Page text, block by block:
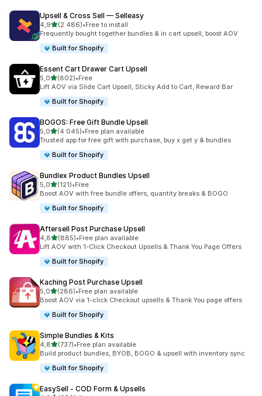
Upsell & Cross Sell — Selleasy
4,9/ 5 tähteä
(2 486)
2486 arvostelua yhteensä
•Free to install
Frequently bought together bundles & in cart upsell, boost AOV
Built for Shopify
Essent Cart Drawer Cart Upsell
5,0/ 5 tähteä
(802)
802 arvostelua yhteensä
•Free
Lift AOV via Slide Cart Upsell, Sticky Add to Cart, Reward Bar
Built for Shopify
BOGOS: Free Gift Bundle Upsell
5,0/ 5 tähteä
(4 045)
4045 arvostelua yhteensä
•Free plan available
Trusted app for free gift with purchase, buy x get y & bundles
Built for Shopify
Bundlex Product Bundles Upsell
5,0/ 5 tähteä
(121)
121 arvostelua yhteensä
•Free
Boost AOV with free bundle offers, quantity breaks & BOGO
Built for Shopify
Aftersell Post Purchase Upsell
4,8/ 5 tähteä
(885)
885 arvostelua yhteensä
•Free plan available
Lift AOV with 1-Click Checkout Upsells & Thank You Page Offers
Built for Shopify
Kaching Post Purchase Upsell
5,0/ 5 tähteä
(286)
286 arvostelua yhteensä
•Free plan available
Boost AOV via 1-click Checkout upsells & Thank You page offers
Built for Shopify
Simple Bundles & Kits
4,8/ 5 tähteä
(737)
737 arvostelua yhteensä
•Free plan available
Build product bundles, BYOB, BOGO & upsell with inventory sync
Built for Shopify
EasySell ‑ COD Form & Upsells